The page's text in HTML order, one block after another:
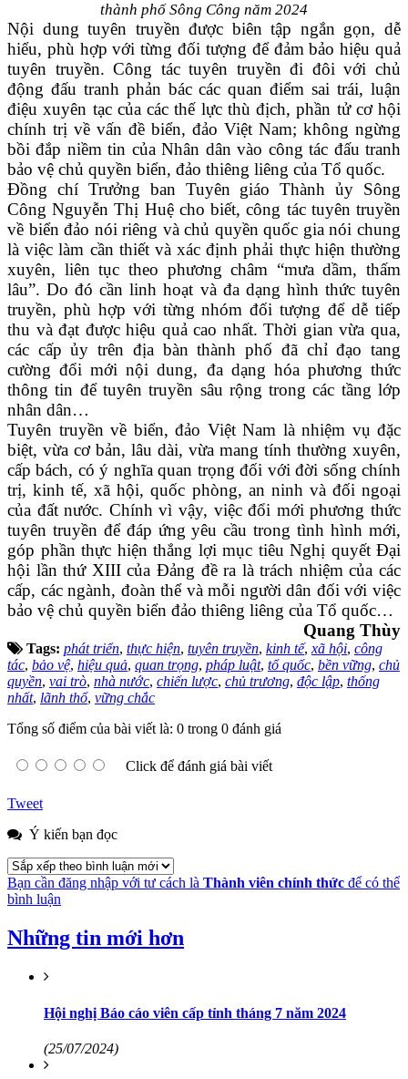
thành phố Sông Công năm 2024
Nội dung tuyên truyền được biên tập ngắn gọn, dễ
hiểu, phù hợp với từng đối tượng để đảm bảo hiệu quả
tuyên truyền. Công tác tuyên truyền đi đôi với chủ
động đấu tranh phản bác các quan điểm sai trái, luận
điệu xuyên tạc của các thế lực thù địch, phần tử cơ hội
chính trị về vấn đề biển, đảo Việt Nam; không ngừng
bồi đắp niềm tin của Nhân dân vào công tác đấu tranh
bảo vệ chủ quyền biển, đảo thiêng liêng của Tổ quốc.
Đồng chí Trưởng ban Tuyên giáo Thành ủy Sông
Công Nguyễn Thị Huệ cho biết, công tác tuyên truyền
về biển đảo nói riêng và chủ quyền quốc gia nói chung
là việc làm cần thiết và xác định phải thực hiện thường
xuyên, liên tục theo phương châm “mưa dầm, thấm
lâu”. Do đó cầnlinh hoạt và đa dạng hình thức tuyên
truyền, phù hợp với từng nhóm đối tượng để dễ tiếp
thu và đạt được hiệu quả cao nhất. Thời gian vừa qua,
các cấp ủy trên địa bàn thành phố đã chỉ đạo tang
cường đổi mới nội dung, đa dạng hóa phương thức
thông tin để tuyên truyền sâu rộng trong các tầng lớp
nhân dân…
Tuyên truyền về biển, đảo Việt Nam là nhiệm vụ đặc
biệt, vừa cơ bản, lâu dài, vừa mang tính thường xuyên,
cấp bách, có ý nghĩa quan trọng đối với đời sống chính
trị, kinh tế, xã hội, quốc phòng, an ninh và đối ngoại
của đất nước. Chính vì vậy, việc đổi mới phương thức
tuyên truyền để đáp ứng yêu cầu trong tình hình mới,
góp phần thực hiện thắng lợi mục tiêu Nghị quyết Đại
hội lần thứ XIII của Đảng đề ra làtrách nhiệm của các
cấp, các ngành, đoàn thể và mỗi người dân đối với việc
bảo vệ chủ quyền biển đảo thiêng liêng của Tổ quốc…
Quang Thùy
Tags: phát triển, thực hiện, tuyên truyền, kinh tế,xã hội, công
tác, bảo vệ, hiệu quả, quan trọng, pháp luật, tổ quốc, bền vững, chủ
quyền, vai trò, nhà nước, chiến lược, chủ trương, độc lập, thống
nhất, lãnh thổ, vững chắc
Tổng số điểm của bài viết là: 0 trong 0 đánh giá
Click để đánh giá bài viết
Tweet
Ý kiến bạn đọc
Bạn cần đăng nhập với tư cách là Thành viên chính thức để có thể
bình luận
Những tin mới hơn
Hội nghị Báo cáo viên cấp tỉnh tháng 7 năm 2024
(25/07/2024)